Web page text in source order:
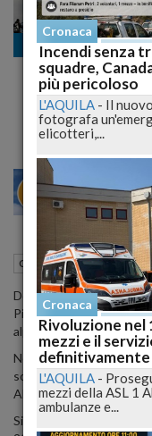
Cronaca
Gran Prix
oltre 300
Cronaca Teramo (TE)
Domenica 5 marzo,
Pietracamela, finale
alpino.
Nella stazione invernale
sono attesi circa 300
Abruzzo, Molise e
Si sfideranno, in una
Cronaca
Incendi senza
squadre,
più pericoloso
L'AQUILA - Il
fotografa
elicotteri,...
Cronaca
Rivoluzione nel
mezzi e il
definitivamente
L'AQUILA -
mezzi della ASL 1
ambulanze e...